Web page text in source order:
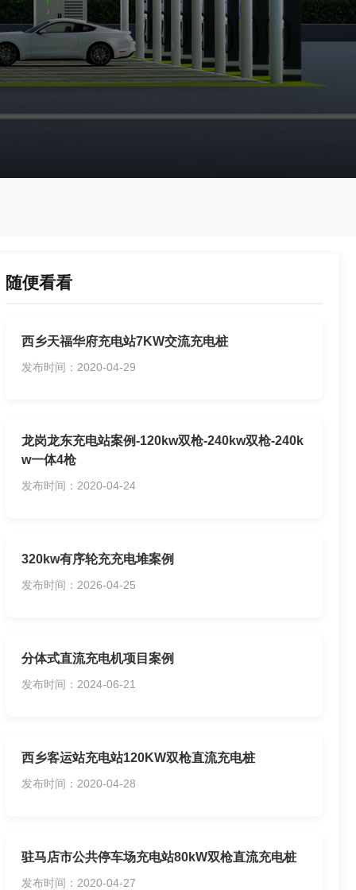
随便看看
西乡天福华府充电站7KW交流充电桩
发布时间：2020-04-29
龙岗龙东充电站案例-120kw双枪-240kw双枪-240k
w一体4枪
发布时间：2020-04-24
320kw有序轮充充电堆案例
发布时间：2026-04-25
分体式直流充电机项目案例
发布时间：2024-06-21
西乡客运站充电站120KW双枪直流充电桩
发布时间：2020-04-28
驻马店市公共停车场充电站80kW双枪直流充电桩
发布时间：2020-04-27